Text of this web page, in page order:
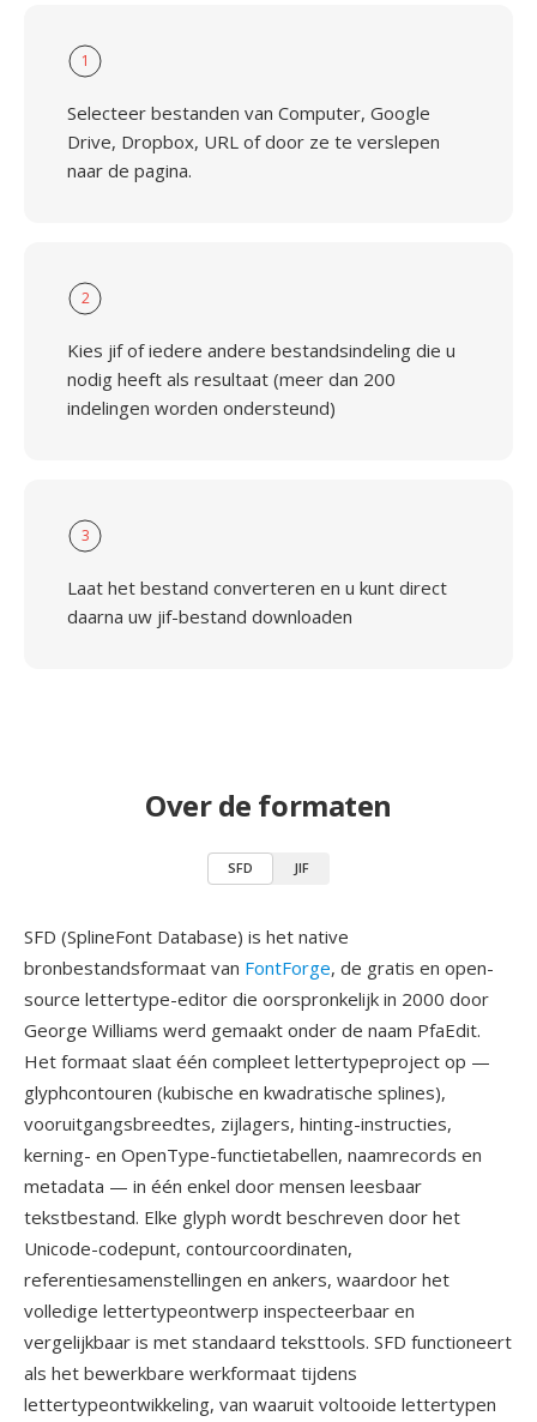
1
Selecteer bestanden van Computer, Google
Drive, Dropbox, URL of door ze te verslepen
naar de pagina.
2
Kies jif of iedere andere bestandsindeling die u
nodig heeft als resultaat (meer dan 200
indelingen worden ondersteund)
3
Laat het bestand converteren en u kunt direct
daarna uw jif-bestand downloaden
Over de formaten
SFD JIF
SFD (SplineFont Database) is het native
bronbestandsformaat van FontForge, de gratis en open-
source lettertype-editor die oorspronkelijk in 2000 door
George Williams werd gemaakt onder de naam PfaEdit.
Het formaat slaat één compleet lettertypeproject op —
glyphcontouren (kubische en kwadratische splines),
vooruitgangsbreedtes, zijlagers, hinting-instructies,
kerning- en OpenType-functietabellen, naamrecords en
metadata — in één enkel door mensen leesbaar
tekstbestand. Elke glyph wordt beschreven door het
Unicode-codepunt, contourcoordinaten,
referentiesamenstellingen en ankers, waardoor het
volledige lettertypeontwerp inspecteerbaar en
vergelijkbaar is met standaard teksttools. SFD functioneert
als het bewerkbare werkformaat tijdens
lettertypeontwikkeling, van waaruit voltooide lettertypen